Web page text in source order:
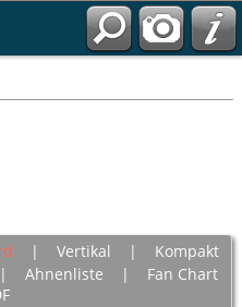
| Vertikal | Kompakt
Ahnenliste | Fan Chart